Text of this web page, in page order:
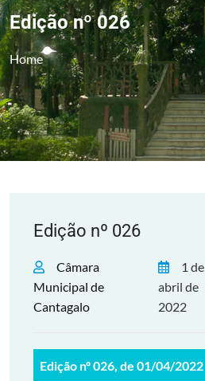
Edição nº 026
Home
Edição nº 026
Câmara
Municipal de
Cantagalo
1 de
abril de
2022
Edição nº 026, de 01/04/2022